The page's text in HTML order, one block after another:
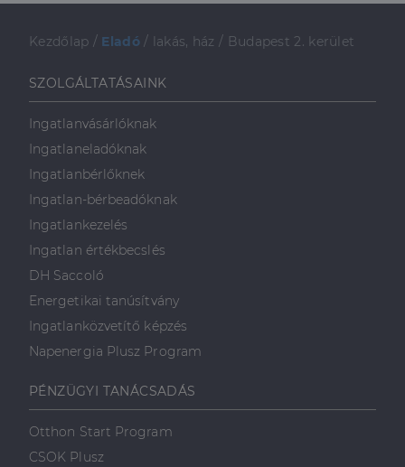
Kezdőlap / Eladó/ lakás, ház / Budapest 2. kerület
SZOLGÁLTATÁSAINK
Ingatlanvásárlóknak
Ingatlaneladóknak
Ingatlanbérlőknek
Ingatlan-bérbeadóknak
Ingatlankezelés
Ingatlan értékbecslés
DH Saccoló
Energetikai tanúsítvány
Ingatlanközvetítő képzés
Napenergia Plusz Program
PÉNZÜGYI TANÁCSADÁS
Otthon Start Program
CSOK Plusz